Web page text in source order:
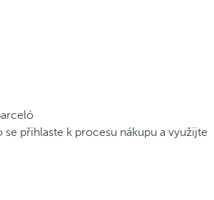
se přihlaste k procesu nákupu a využijte